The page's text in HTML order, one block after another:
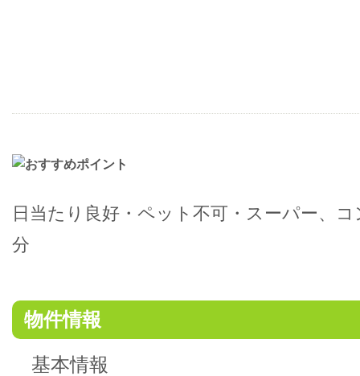
日当たり良好・ペット不可・スーパー、
分
物件情報
基本情報